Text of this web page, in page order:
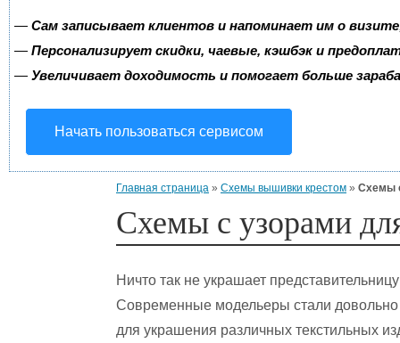
— Сам записывает клиентов и напоминает им о
— Персонализирует скидки, чаевые, кэшбэк и
— Увеличивает доходимость и помогает больше
Начать пользоваться сервисом
Главная страница » Схемы вышивки крестом » Схемы
Схемы с узорами
Ничто так не украшает
Современные модельеры стали
для украшения различных текстильных